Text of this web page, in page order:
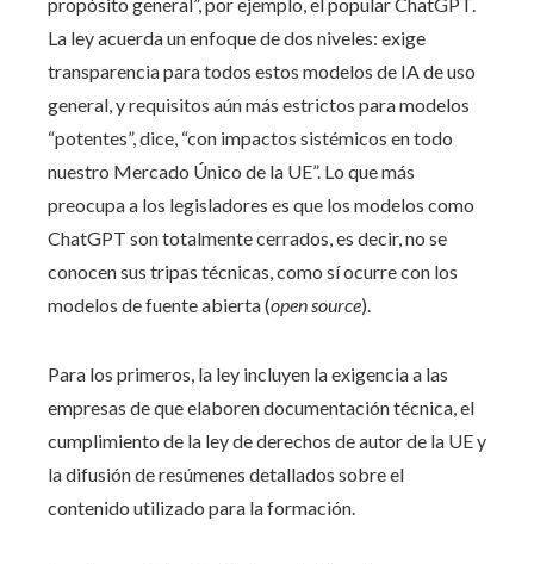
La ley acuerda un enfoque de dos niveles: exige
transparencia para todos estos modelos de IA de uso
general, y requisitos aún más estrictos para modelos
“potentes”, dice, “con impactos sistémicos en todo
nuestro Mercado Único de la UE”. Lo que más
preocupa a los legisladores es que los modelos como
ChatGPT son totalmente cerrados, es decir, no se
conocen sus tripas técnicas, como sí ocurre con los
modelos de fuente abierta (open source).
Para los primeros, la ley incluyen la exigencia a las
empresas de que elaboren documentación técnica, el
cumplimiento de la ley de derechos de autor de la UE y
la difusión de resúmenes detallados sobre el
contenido utilizado para la formación.